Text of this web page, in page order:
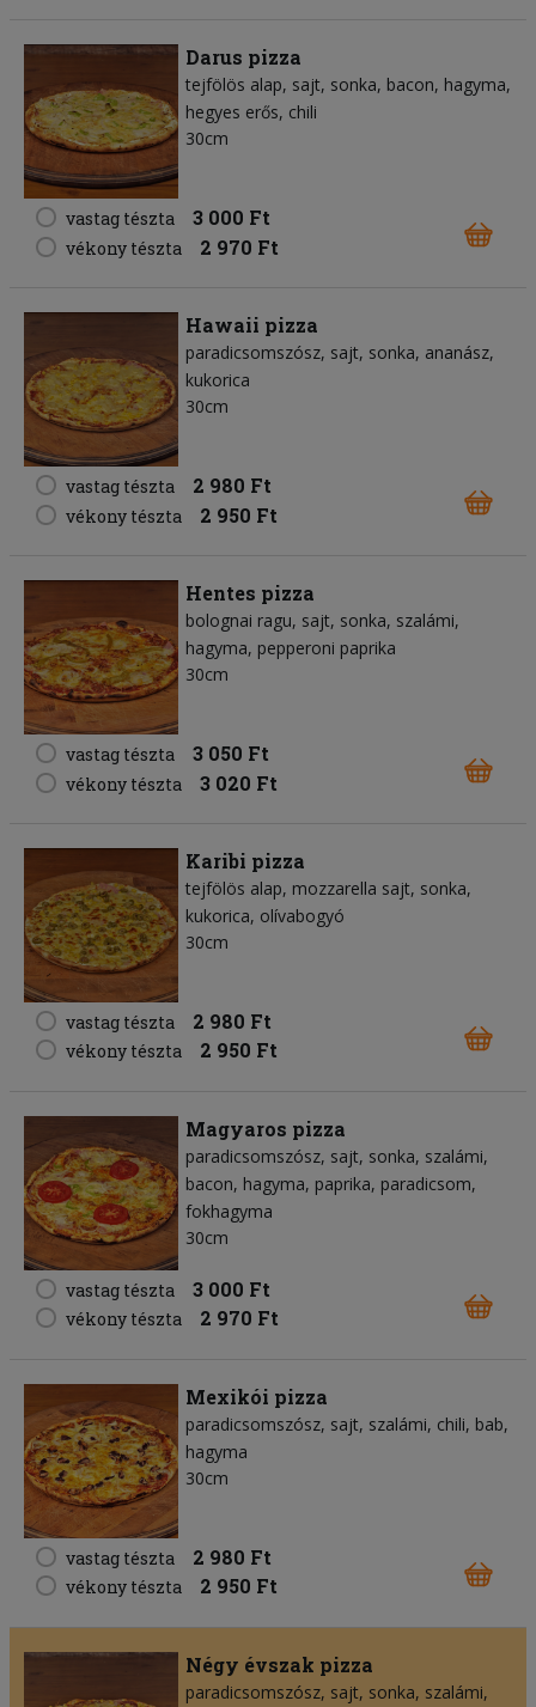
Darus pizza
tejfölös alap sajt sonka bacon hagyma
hegyes erős chili
30cm
vastag tészta 3 000 Ft
vékony tészta 2 970 Ft
Hawaii pizza
paradicsomszósz sajt sonka ananász
kukorica
30cm
vastag tészta 2 980 Ft
vékony tészta 2 950 Ft
Hentes pizza
bolognai ragu sajt sonka szalámi
hagyma pepperoni paprika
30cm
vastag tészta 3 050 Ft
vékony tészta 3 020 Ft
Karibi pizza
tejfölös alap mozzarella sajt sonka
kukorica olívabogyó
30cm
vastag tészta 2 980 Ft
vékony tészta 2 950 Ft
Magyaros pizza
paradicsomszósz sajt sonka szalámi
bacon hagyma paprika paradicsom
fokhagyma
30cm
vastag tészta 3 000 Ft
vékony tészta 2 970 Ft
Mexikói pizza
paradicsomszósz sajt szalámi chili bab
hagyma
30cm
vastag tészta 2 980 Ft
vékony tészta 2 950 Ft
Négy évszak pizza
paradicsomszósz sajt sonka szalámi